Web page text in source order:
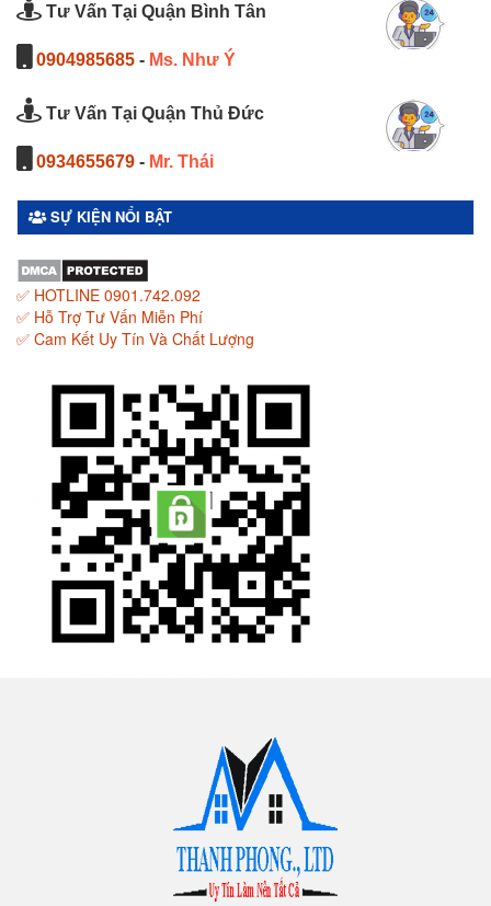
Tư Vấn Tại Quận Bình Tân
0904985685 - Ms. Như Ý
Tư Vấn Tại Quận Thủ Đức
0934655679 - Mr. Thái
SỰ KIỆN NỔI BẬT
✅ HOTLINE 0901.742.092
✅ Hỗ Trợ Tư Vấn Miễn Phí
✅ Cam Kết Uy Tín Và Chất Lượng